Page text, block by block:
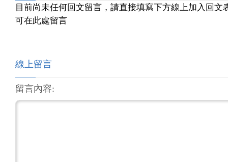
目前尚未任何回文留言，請直接填寫下方線上加入回文
可在此處留言
線上留言
留言內容: